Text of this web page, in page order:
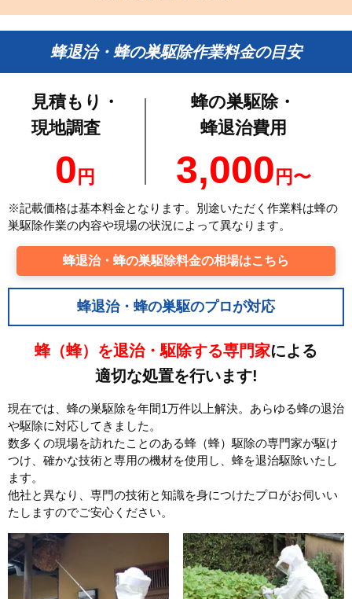
蜂退治・蜂の巣駆除作業料金の目安
見積もり・
現地調査
0 円
蜂の巣駆除・
蜂退治費用
3,000 円〜
※記載価格は基本料金となります。別途いただく作業料は蜂の
巣駆除作業の内容や現場の状況によって異なります。
蜂退治・蜂の巣駆除料金の相場はこちら
蜂退治・蜂の巣駆のプロが対応
蜂（蜂）を退治・駆除する専門家による
適切な処置を行います!
現在では、蜂の巣駆除を年間1万件以上解決。あらゆる蜂の退治
や駆除に対応してきました。
数多くの現場を訪れたことのある蜂（蜂）駆除の専門家が駆け
つけ、確かな技術と専用の機材を使用し、蜂を退治駆除いたし
ます。
他社と異なり、専門の技術と知識を身につけたプロがお伺いい
たしますのでご安心ください。